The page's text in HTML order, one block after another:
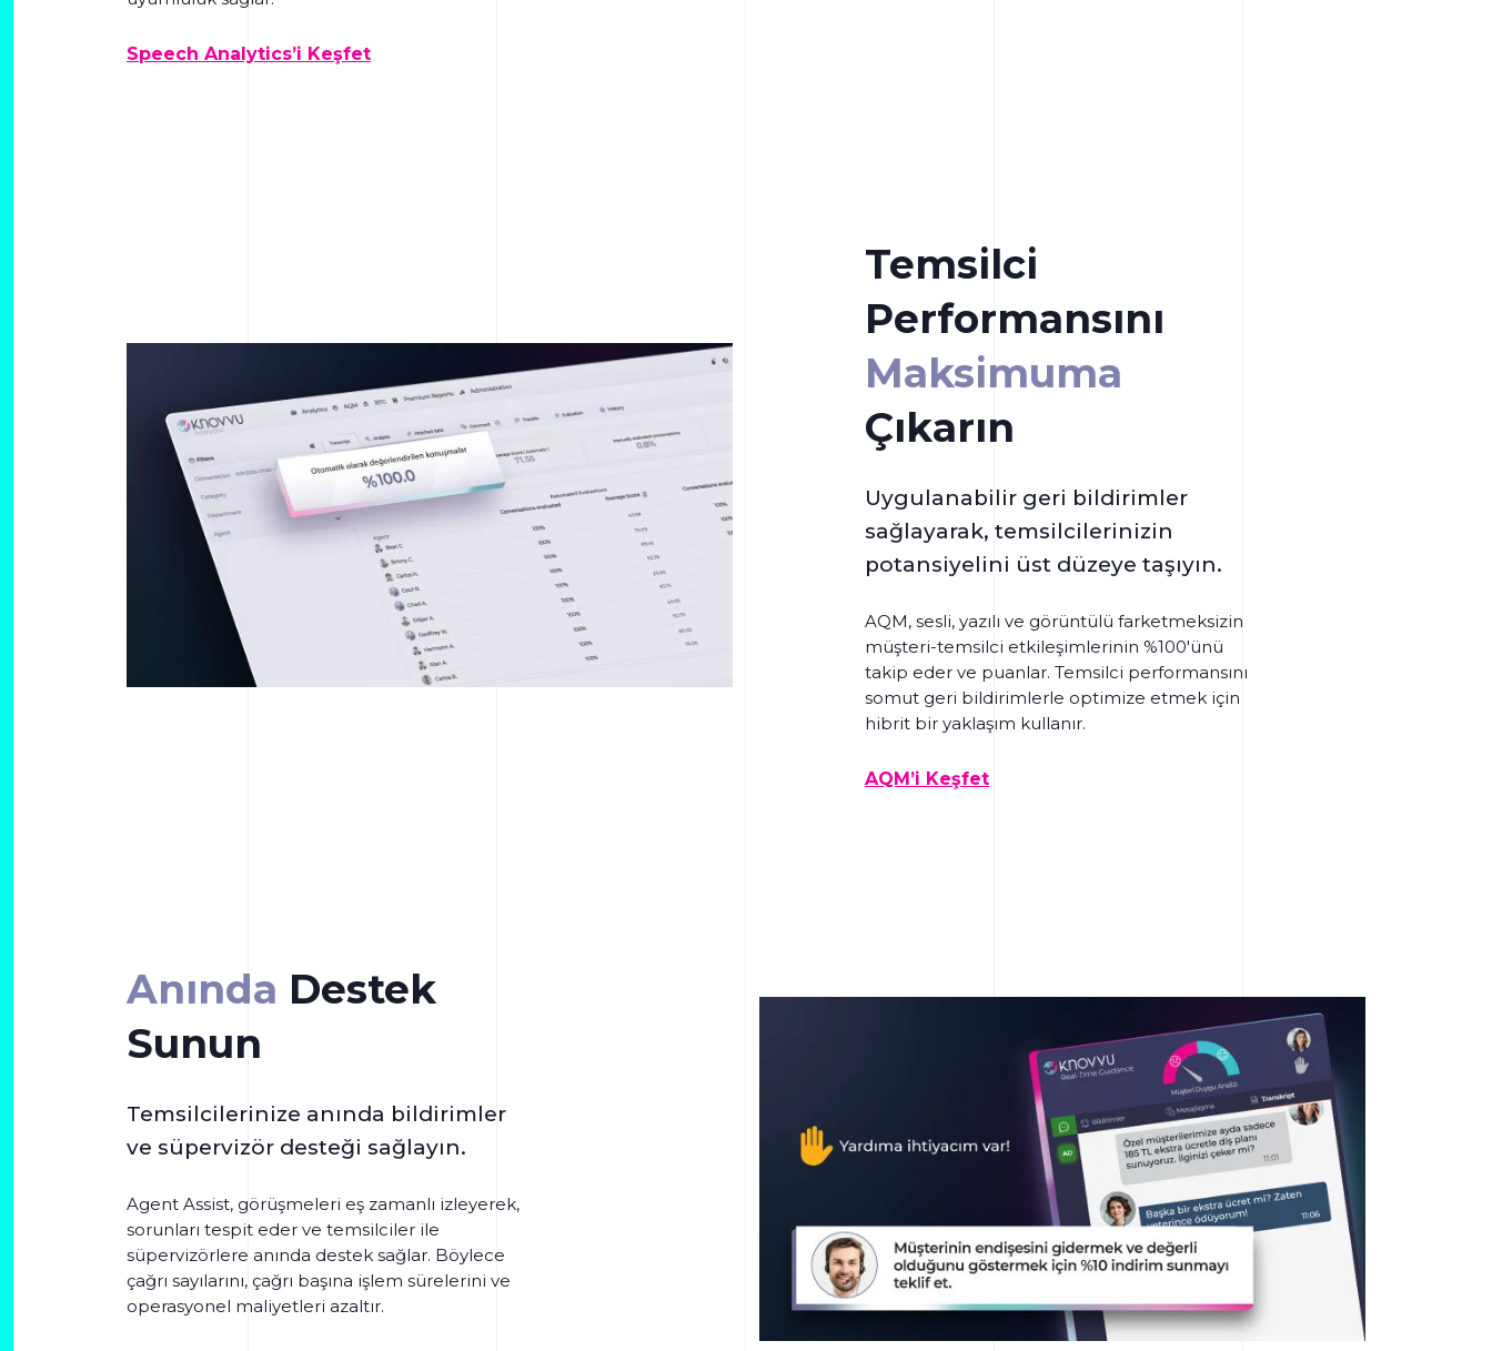
Speech Analytics’i Keşfet
Temsilci
Performansını
Maksimuma
Çıkarın
Uygulanabilir geri bildirimler
sağlayarak, temsilcilerinizin
potansiyelini üst düzeye taşıyın.
AQM, sesli, yazılı ve görüntülü farketmeksizin
müşteri-temsilci etkileşimlerinin %100'ünü
takip eder ve puanlar. Temsilci performansını
somut geri bildirimlerle optimize etmek için
hibrit bir yaklaşım kullanır.
AQM’i Keşfet
Anında Destek
Sunun
Temsilcilerinize anında bildirimler
ve süpervizör desteği sağlayın.
Agent Assist, görüşmeleri eş zamanlı izleyerek,
sorunları tespit eder ve temsilciler ile
süpervizörlere anında destek sağlar. Böylece
çağrı sayılarını, çağrı başına işlem sürelerini ve
operasyonel maliyetleri azaltır.